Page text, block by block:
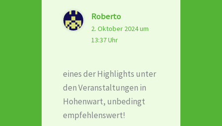
Roberto
2. Oktober 2024 um
13:37 Uhr
eines der Highlights unter
den Veranstaltungen in
Hohenwart, unbedingt
empfehlenswert!